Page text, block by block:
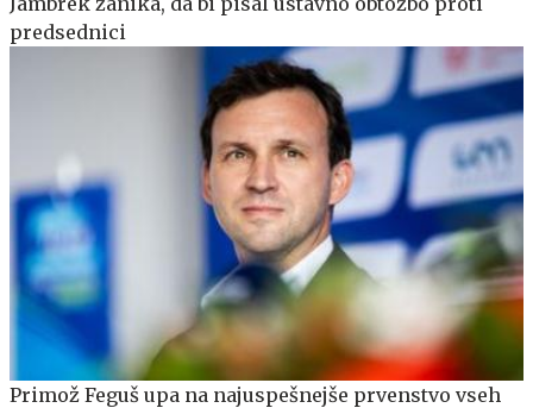
predsednici
Primož Feguš upa na najuspešnejše prvenstvo vseh